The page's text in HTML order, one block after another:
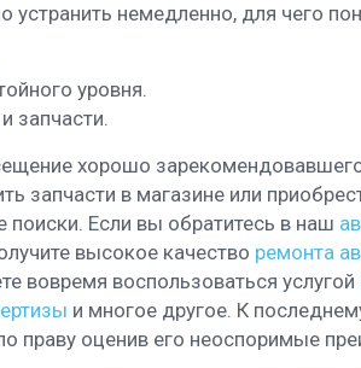
немедленно, для чего
уровня.
запчасти.
хорошо
запчасти в магазине или
поиски. Если вы обратитесь в наш
высокое качество ремонта
вовремя воспользоваться услугой
и многое другое. К
праву оценив его неоспоримые